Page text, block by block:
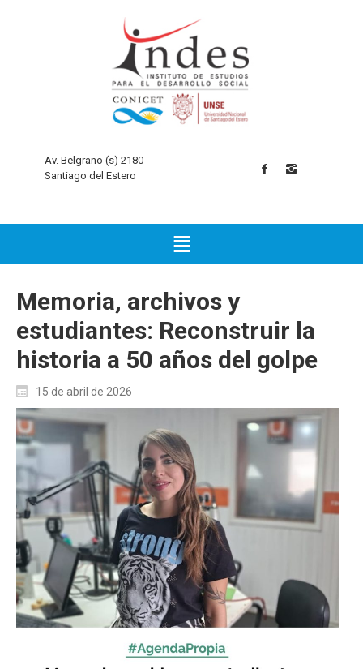
Av. Belgrano (s) 2180
Santiago del Estero
Memoria, archivos y
estudiantes: Reconstruir la
historia a 50 años del golpe
15 de abril de 2026